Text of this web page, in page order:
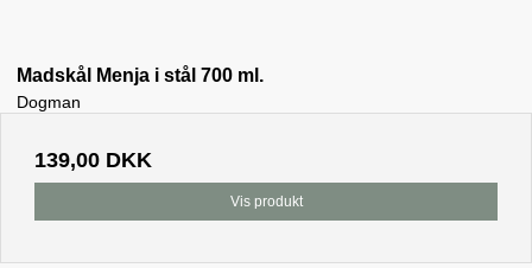
Madskål Menja i stål 700 ml.
Dogman
139,00 DKK
Vis produkt